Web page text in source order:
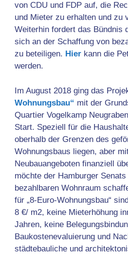
von CDU und FDP auf, die
und Mieter zu erhalten und zu
Weiterhin fordert das Bündnis
sich an der Schaffung von
zu beteiligen. Hier kann die
werden.
Im August 2018 ging das
Wohnungsbau“ mit der
Quartier Vogelkamp Neugraben
Start. Speziell für die
oberhalb der Grenzen des
Wohnungsbaus liegen, aber
Neubauangeboten finanziell
möchte der Hamburger
bezahlbaren Wohnraum
für „8-Euro-Wohnungsbau“
8 €/ m2, keine Mieterhöhung
Jahren, keine
Baukostenevaluierung und
städtebauliche und